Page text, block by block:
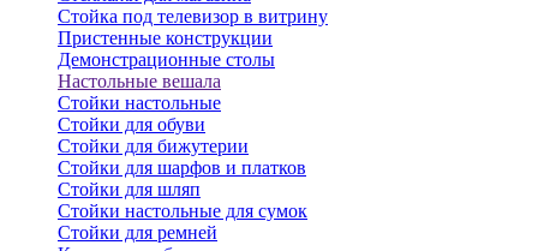
Стойка под телевизор в витрину
Пристенные конструкции
Демонстрационные столы
Настольные вешала
Стойки настольные
Стойки для обуви
Стойки для бижутерии
Стойки для шарфов и платков
Стойки для шляп
Стойки настольные для сумок
Стойки для ремней